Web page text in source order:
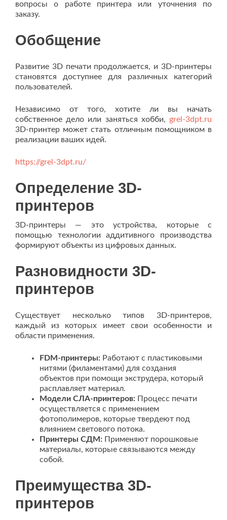
вопросы о работе принтера или уточнения по
заказу.
Обобщение
Развитие 3D печати продолжается, и 3D-принтеры
становятся доступнее для различных категорий
пользователей.
Независимо от того, хотите ли вы начать
собственное дело или заняться хобби, grel-3dpt.ru
3D-принтер может стать отличным помощником в
реализации ваших идей.
https://grel-3dpt.ru/
Определение 3D-
принтеров
3D-принтеры — это устройства, которые с
помощью технологии аддитивного производства
формируют объекты из цифровых данных.
Разновидности 3D-
принтеров
Существует несколько типов 3D-принтеров,
каждый из которых имеет свои особенности и
области применения.
FDM-принтеры: Работают с пластиковыми
нитями (филаментами) для создания
объектов при помощи экструдера, который
расплавляет материал.
Модели СЛА-принтеров: Процесс печати
осуществляется с применением
фотополимеров, которые твердеют под
влиянием светового потока.
Принтеры СДМ: Применяют порошковые
материалы, которые связываются между
собой.
Преимущества 3D-
принтеров